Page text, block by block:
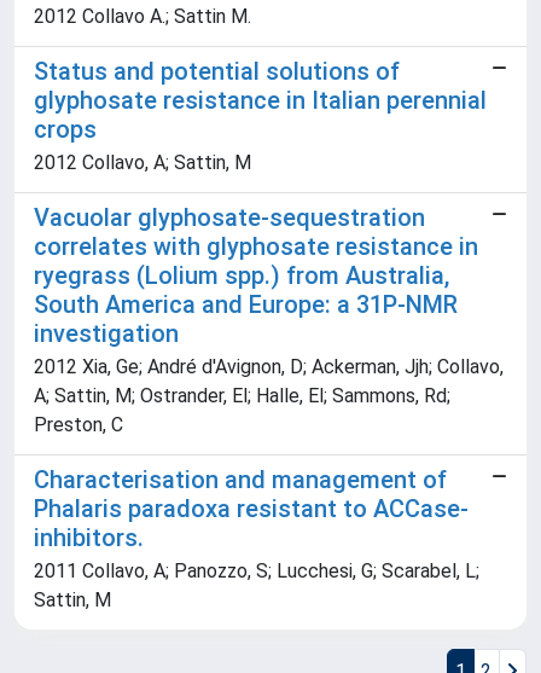
2012 Collavo A.; Sattin M.
Status and potential solutions of
glyphosate resistance in Italian perennial
crops
2012 Collavo, A; Sattin, M
Vacuolar glyphosate-sequestration
correlates with glyphosate resistance in
ryegrass (Lolium spp.) from Australia,
South America and Europe: a 31P-NMR
investigation
2012 Xia, Ge; André d'Avignon, D; Ackerman, Jjh; Collavo,
A; Sattin, M; Ostrander, El; Halle, El; Sammons, Rd;
Preston, C
Characterisation and management of
Phalaris paradoxa resistant to ACCase-
inhibitors.
2011 Collavo, A; Panozzo, S; Lucchesi, G; Scarabel, L;
Sattin, M